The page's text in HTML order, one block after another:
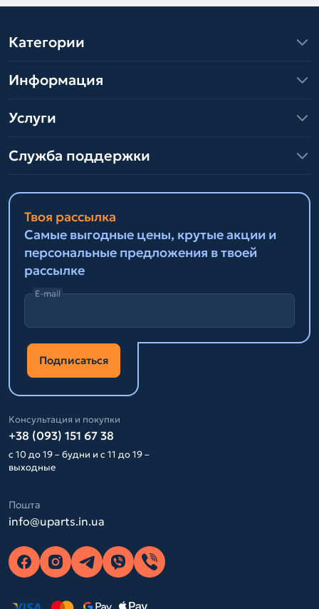
Категории
Информация
Услуги
Служба поддержки
Твоя рассылка
Самые выгодные цены, крутые акции и
персональные предложения в твоей
рассылке
E-mail
Подписаться
Консультация и покупки
+38 (093) 151 67 38
с 10 до 19 – будни и с 11 до 19 –
выходные
Пошта
info@uparts.in.ua